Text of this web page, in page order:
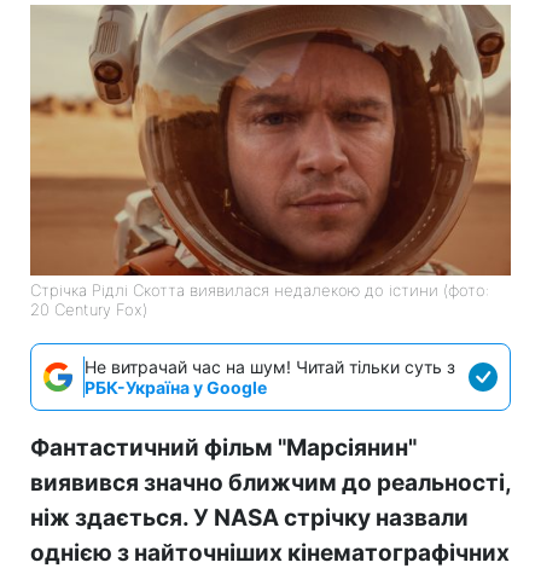
Стрічка Рідлі Скотта виявилася недалекою до істини (фото:
20 Century Fox)
Не витрачай час на шум! Читай тільки суть з
РБК-Україна у Google
Фантастичний фільм "Марсіянин"
виявився значно ближчим до реальності,
ніж здається. У NASA стрічку назвали
однією з найточніших кінематографічних